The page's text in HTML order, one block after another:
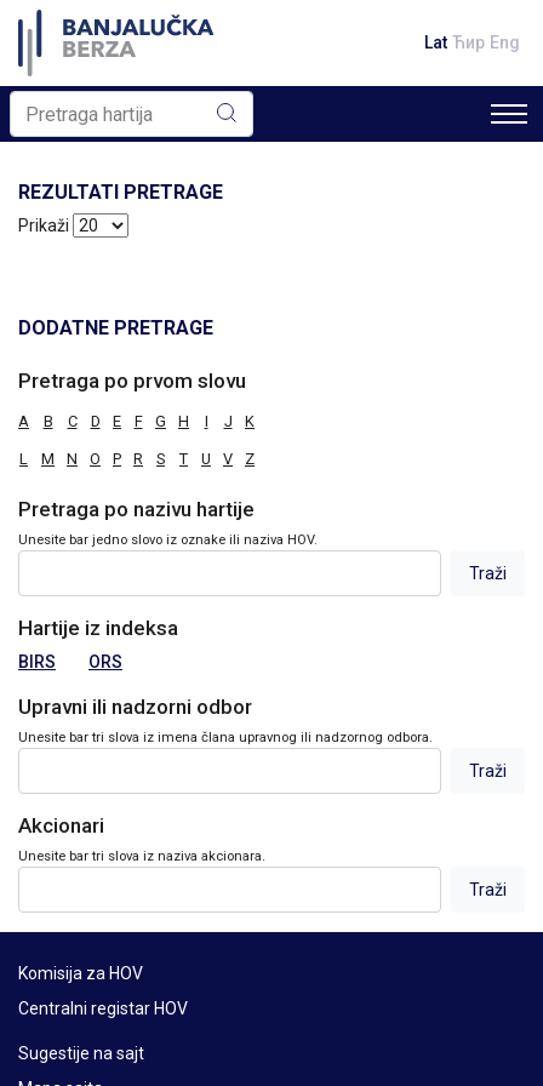
Lat Ћир Eng
REZULTATI PRETRAGE
Prikaži
DODATNE PRETRAGE
Pretraga po prvom slovu
A B C D E F G H I J K
L M N O P R S T U V Z
Pretraga po nazivu hartije
Unesite bar jedno slovo iz oznake ili naziva HOV.
Hartije iz indeksa
BIRS ORS
Upravni ili nadzorni odbor
Unesite bar tri slova iz imena člana upravnog ili nadzornog odbora.
Akcionari
Unesite bar tri slova iz naziva akcionara.
Komisija za HOV
Centralni registar HOV
Sugestije na sajt